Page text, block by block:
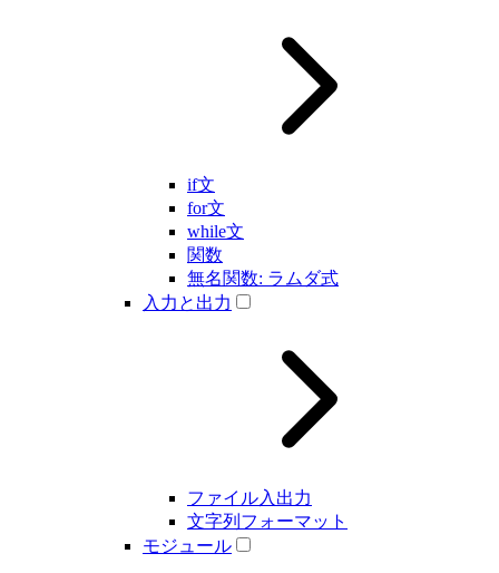
if文
for文
while文
関数
無名関数: ラムダ式
入力と出力
ファイル入出力
文字列フォーマット
モジュール